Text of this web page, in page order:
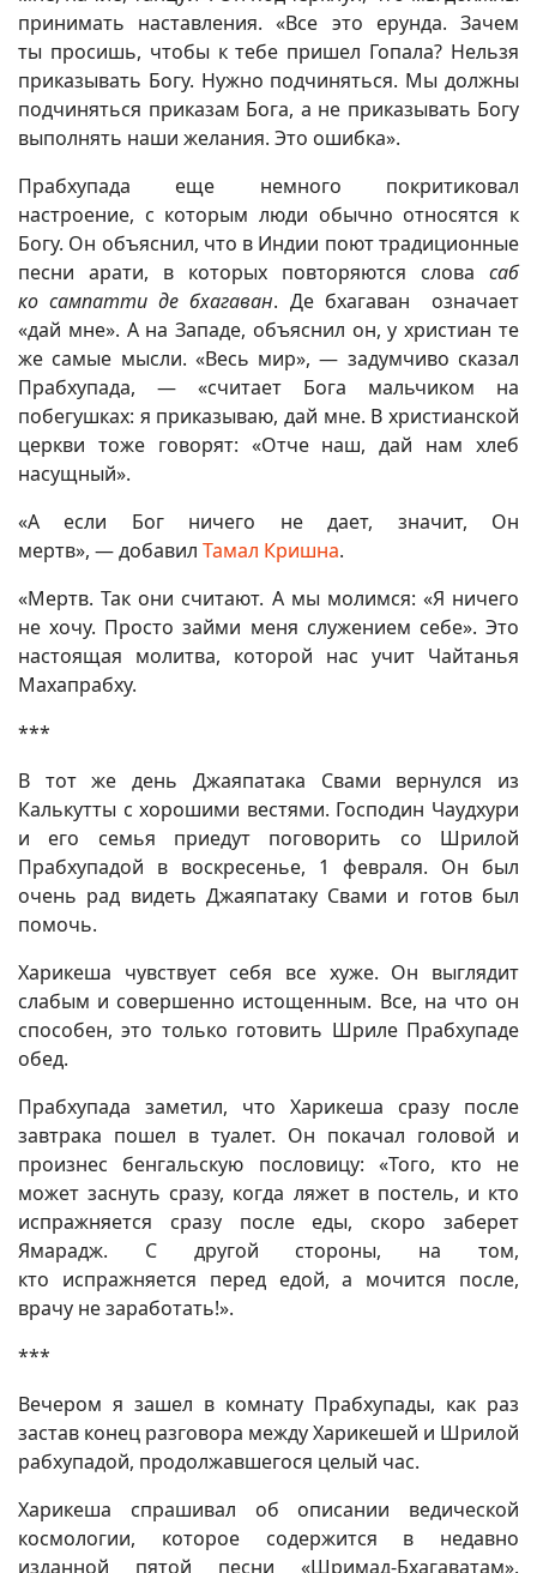
принимать наставления. «Все это ерунда. Зачем
ты просишь, чтобы к тебе пришел Гопала? Нельзя
приказывать Богу. Нужно подчиняться. Мы должны
подчиняться приказам Бога, а не приказывать Богу
выполнять наши желания. Это ошибка».
Прабхупада еще немного покритиковал
настроение, с которым люди обычно относятся к
Богу. Он объяснил, что в Индии поют традиционные
песни арати, в которых повторяются слова саб
ко сампатти де бхагаван. Де бхагаван означает
«дай мне». А на Западе, объяснил он, у христиан те
же самые мысли. «Весь мир», — задумчиво сказал
Прабхупада, — «считает Бога мальчиком на
побегушках: я приказываю, дай мне. В христианской
церкви тоже говорят: «Отче наш, дай нам хлеб
насущный».
«А если Бог ничего не дает, значит, Он
мертв», — добавил Тамал Кришна.
«Мертв. Так они считают. А мы молимся: «Я ничего
не хочу. Просто займи меня служением себе». Это
настоящая молитва, которой нас учит Чайтанья
Махапрабху.
***
В тот же день Джаяпатака Свами вернулся из
Калькутты с хорошими вестями. Господин Чаудхури
и его семья приедут поговорить со Шрилой
Прабхупадой в воскресенье, 1 февраля. Он был
очень рад видеть Джаяпатаку Свами и готов был
помочь.
Харикеша чувствует себя все хуже. Он выглядит
слабым и совершенно истощенным. Все, на что он
способен, это только готовить Шриле Прабхупаде
обед.
Прабхупада заметил, что Харикеша сразу после
завтрака пошел в туалет. Он покачал головой и
произнес бенгальскую пословицу: «Того, кто не
может заснуть сразу, когда ляжет в постель, и кто
испражняется сразу после еды, скоро заберет
Ямарадж. С другой стороны, на том,
кто испражняется перед едой, а мочится после,
врачу не заработать!».
***
Вечером я зашел в комнату Прабхупады, как раз
застав конец разговора между Харикешей и Шрилой
рабхупадой, продолжавшегося целый час.
Харикеша спрашивал об описании ведической
космологии, которое содержится в недавно
изданной пятой песни «Шримад-Бхагаватам».